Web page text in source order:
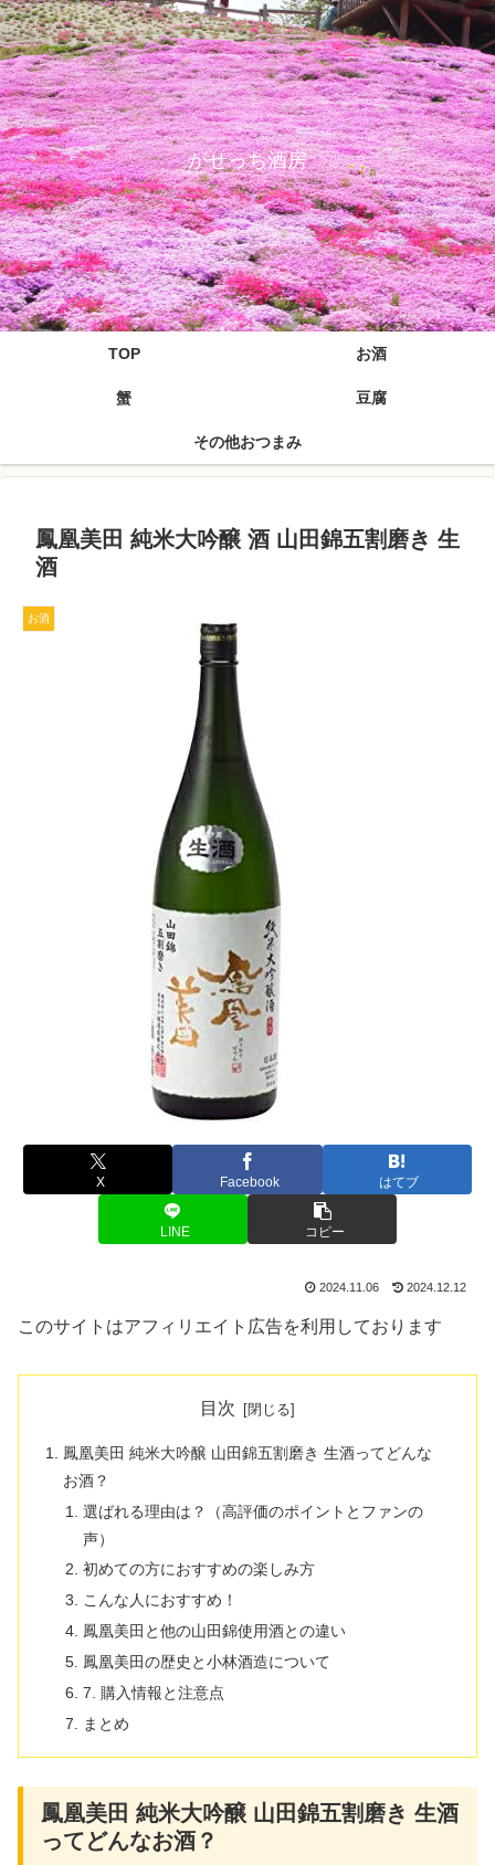
がせっち酒房
TOP お酒
蟹 豆腐
その他おつまみ
鳳凰美田 純米大吟醸 酒 山田錦五割磨き 生
酒
お酒
X Facebook はてブ
LINE コピー
2024.11.06 2024.12.12
このサイトはアフィリエイト広告を利用しております
目次
鳳凰美田 純米大吟醸 山田錦五割磨き 生酒ってどんな
お酒？
選ばれる理由は？（高評価のポイントとファンの
声）
初めての方におすすめの楽しみ方
こんな人におすすめ！
鳳凰美田と他の山田錦使用酒との違い
鳳凰美田の歴史と小林酒造について
7. 購入情報と注意点
まとめ
鳳凰美田 純米大吟醸 山田錦五割磨き 生酒
ってどんなお酒？